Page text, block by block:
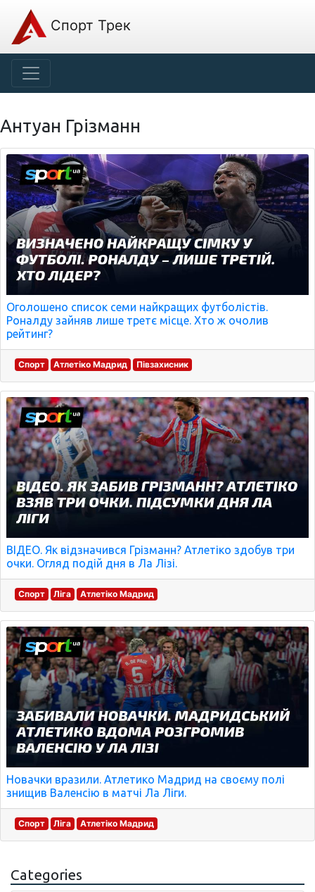
Спорт Трек
Антуан Грізманн
Оголошено список семи найкращих футболістів.
Роналду зайняв лише третє місце. Хто ж очолив
рейтинг?
Спорт Атлетіко Мадрид Півзахисник
ВІДЕО. Як відзначився Грізманн? Атлетіко здобув три
очки. Огляд подій дня в Ла Лізі.
Спорт Ліга Атлетіко Мадрид
Новачки вразили. Атлетико Мадрид на своєму полі
знищив Валенсію в матчі Ла Ліги.
Спорт Ліга Атлетіко Мадрид
Categories